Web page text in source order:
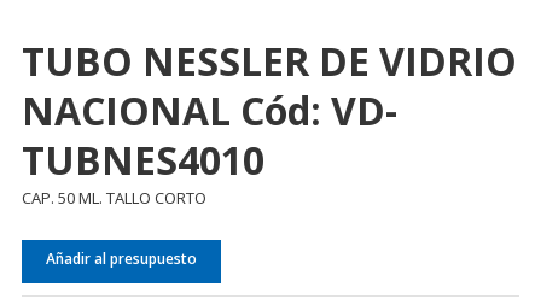
TUBO NESSLER DE VIDRIO
NACIONAL Cód: VD-
TUBNES4010
CAP. 50 ML. TALLO CORTO
Añadir al presupuesto